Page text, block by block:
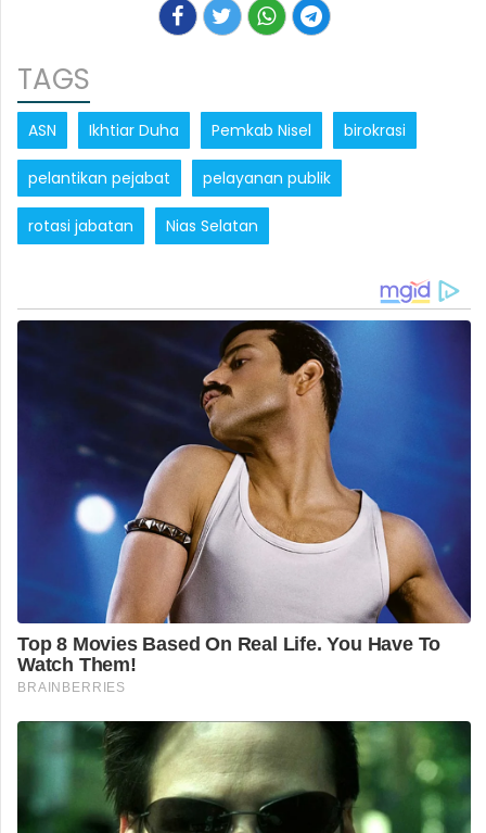
TAGS
ASN Ikhtiar Duha Pemkab Nisel birokrasi
pelantikan pejabat pelayanan publik
rotasi jabatan Nias Selatan